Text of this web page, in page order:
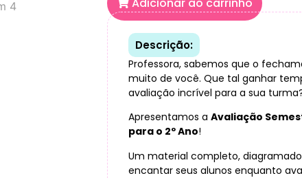
Descrição:
Professora, sabemos que o
muito de você. Que tal ganhar
avaliação incrível para a sua
Apresentamos a Avaliação
para o 2º Ano!
Um material completo,
encantar seus alunos enquanto